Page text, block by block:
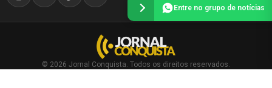
© 2026 Jornal Conquista. Todos os direitos reservados.
Entre no grupo de notícias